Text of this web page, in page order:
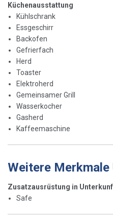
Küchenausstattung
Kühlschrank
Essgeschirr
Backofen
Gefrierfach
Herd
Toaster
Elektroherd
Gemeinsamer Grill
Wasserkocher
Gasherd
Kaffeemaschine
Weitere
Zusatzausrüstung in
Safe